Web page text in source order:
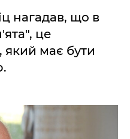
нагадав, що в
це
який має бути